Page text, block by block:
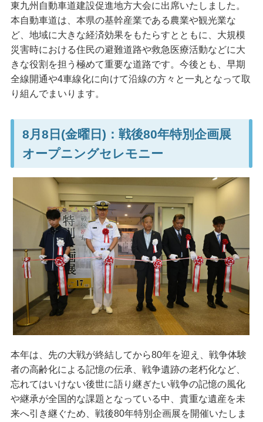
東九州自動車道建設促進地方大会に出席いたしました。
本自動車道は、本県の基幹産業である農業や観光業な
ど、地域に大きな経済効果をもたらすとともに、大規模
災害時における住民の避難道路や救急医療活動などに大
きな役割を担う極めて重要な道路です。今後とも、早期
全線開通や4車線化に向けて沿線の方々と一丸となって取
り組んでまいります。
8月8日(金曜日)：戦後80年特別企画展
オープニングセレモニー
本年は、先の大戦が終結してから80年を迎え、戦争体験
者の高齢化による記憶の伝承、戦争遺跡の老朽化など、
忘れてはいけない後世に語り継ぎたい戦争の記憶の風化
や継承が全国的な課題となっている中、貴重な遺産を未
来へ引き継ぐため、戦後80年特別企画展を開催いたしま